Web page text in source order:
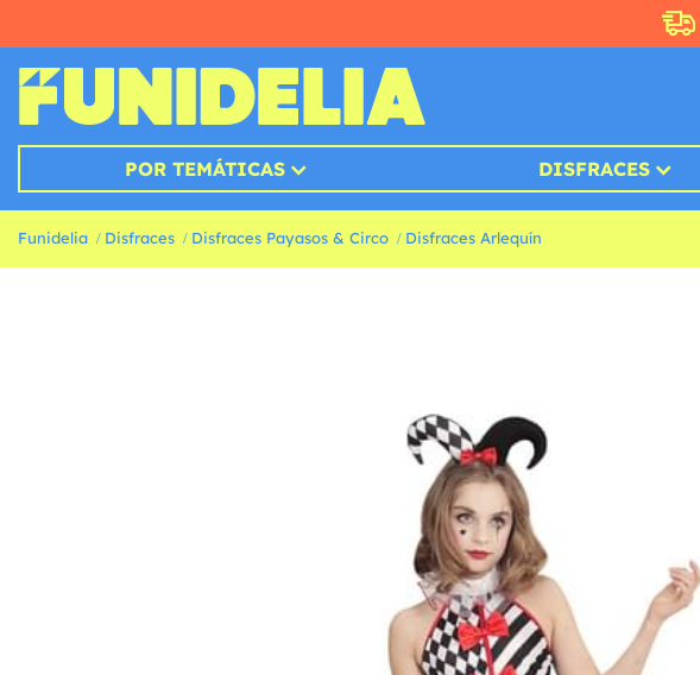
POR TEMÁTICAS DISFRACES
Funidelia Disfraces Disfraces Payasos & Circo Disfraces Arlequín